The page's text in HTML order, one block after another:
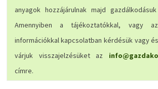
anyagok hozzájárulnak majd
Amennyiben a tájékoztatókkal, vagy
információkkal kapcsolatban kérdésük vagy
várjuk visszajelzésüket az
címre.